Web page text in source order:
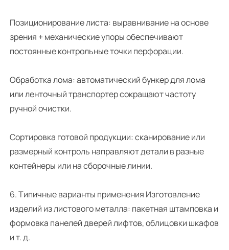
Позиционирование листа: выравнивание на основе
зрения + механические упоры обеспечивают
постоянные контрольные точки перфорации.
Обработка лома: автоматический бункер для лома
или ленточный транспортер сокращают частоту
ручной очистки.
Сортировка готовой продукции: сканирование или
размерный контроль направляют детали в разные
контейнеры или на сборочные линии.
6. Типичные варианты применения Изготовление
изделий из листового металла: пакетная штамповка и
формовка панелей дверей лифтов, облицовки шкафов
и т. д.